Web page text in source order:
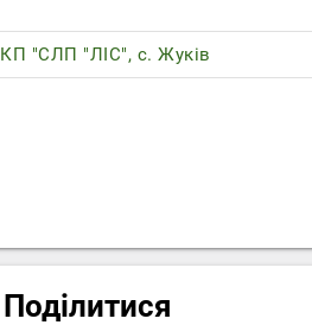
КП "СЛП "ЛІС", с. Жуків
Поділитися